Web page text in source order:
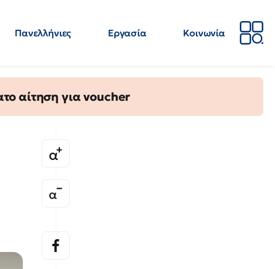
Πανελλήνιες Εργασία
Κοινωνία
αίτηση για voucher